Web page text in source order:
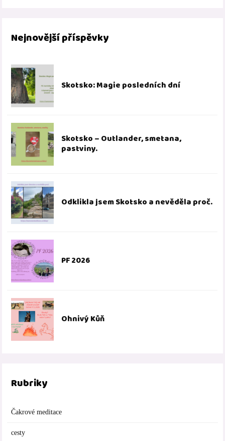
Nejnovější příspěvky
Skotsko: Magie posledních dní
Skotsko – Outlander, smetana,
pastviny.
Odklikla jsem Skotsko a nevěděla proč.
PF 2026
Ohnivý Kůň
Rubriky
Čakrové meditace
cesty